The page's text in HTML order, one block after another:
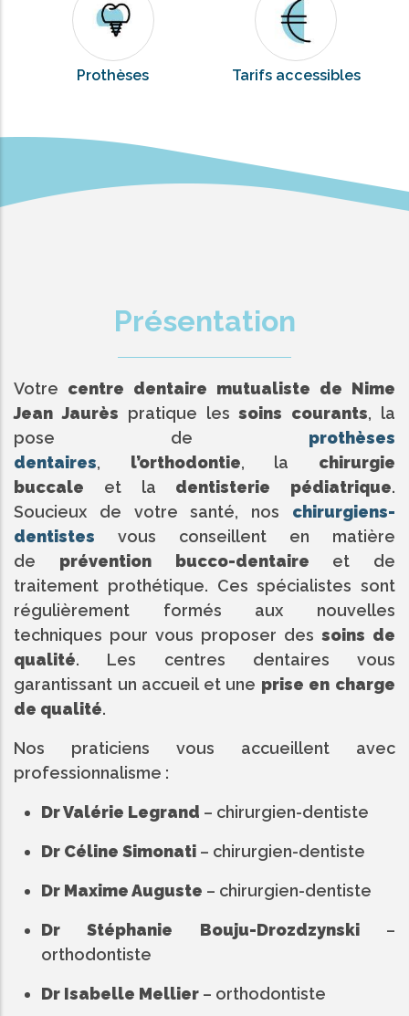
Prothèses Tarifs accessibles
Présentation
Votre centre dentaire mutualiste de Nime
Jean Jaurès pratique lessoins courants, la
pose de prothèses
dentaires, l’orthodontie, la chirurgie
buccale et la dentisterie pédiatrique.
Soucieux de votre santé, nos chirurgiens-
dentistes vous conseillent en matière
de prévention bucco-dentaire et de
traitement prothétique. Ces spécialistes sont
régulièrement formés aux nouvelles
techniques pour vous proposer des soins de
qualité. Les centres dentaires vous
garantissant un accueil et une prise en charge
de qualité.
Nos praticiens vous accueillent avec
professionnalisme :
Dr Valérie Legrand – chirurgien-dentiste
Dr Céline Simonati – chirurgien-dentiste
Dr Maxime Auguste – chirurgien-dentiste
Dr Stéphanie Bouju-Drozdzynski–
orthodontiste
Dr Isabelle Mellier – orthodontiste